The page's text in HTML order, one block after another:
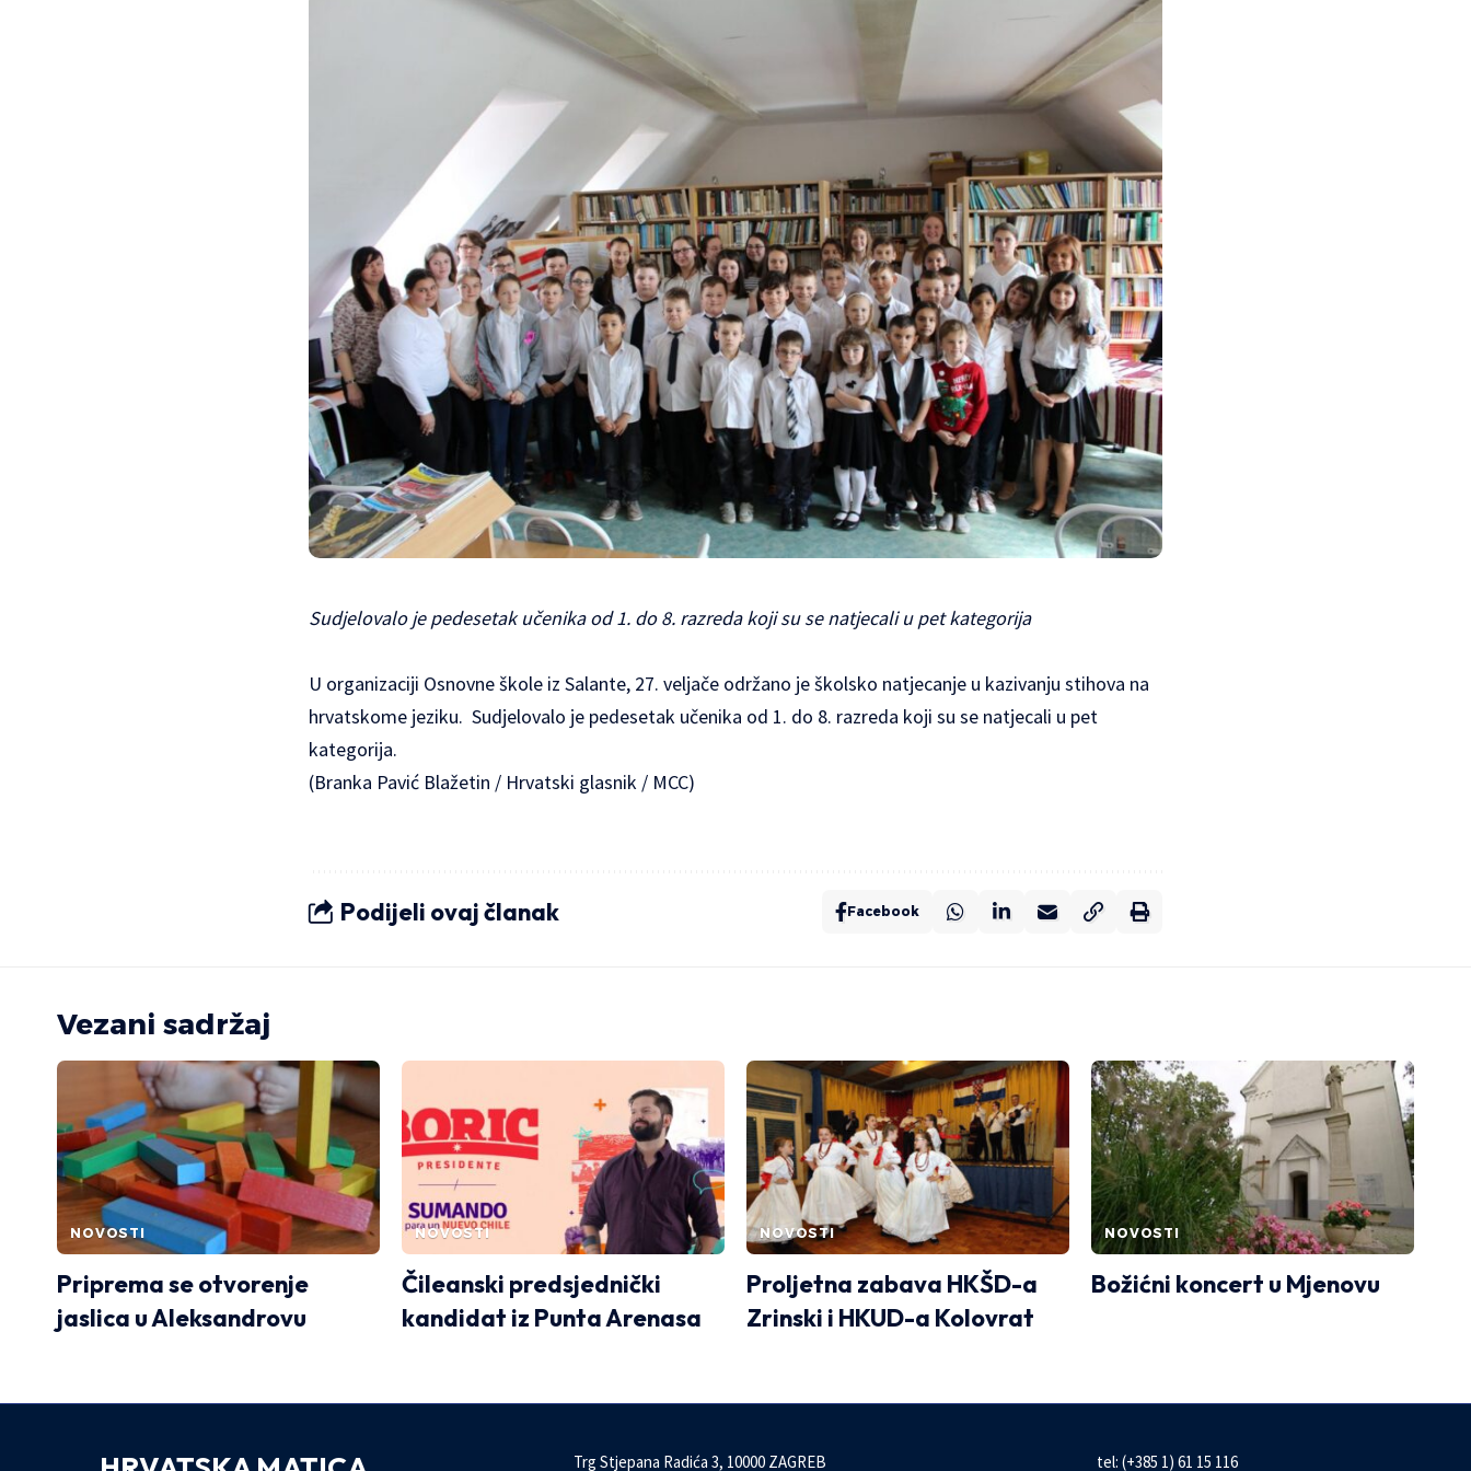
Sudjelovalo je pedesetak učenika od 1. do 8. razreda koji su se natjecali u pet kategorija
U organizaciji Osnovne škole iz Salante, 27. veljače održano je školsko natjecanje u kazivanju stihova na
hrvatskome jeziku. Sudjelovalo je pedesetak učenika od 1. do 8. razreda koji su se natjecali u pet
kategorija.
(Branka Pavić Blažetin / Hrvatski glasnik / MCC)
Podijeli ovaj članak Facebook
Vezani sadržaj
NOVOSTI
Priprema se otvorenje
jaslica u Aleksandrovu
NOVOSTI
Čileanski predsjednički
kandidat iz Punta Arenasa
NOVOSTI
Proljetna zabava HKŠD-a
Zrinski i HKUD-a Kolovrat
NOVOSTI
Božićni koncert u Mjenovu
Trg Stjepana Radića 3, 10000 ZAGREB tel: (+385 1) 61 15 116